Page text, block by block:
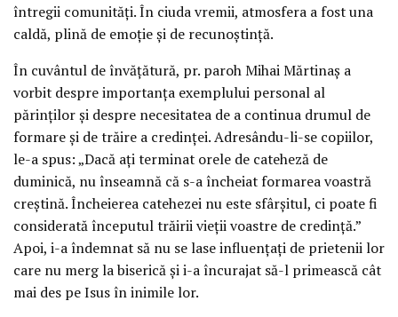
întregii comunități. În ciuda vremii, atmosfera a fost una
caldă, plină de emoție și de recunoștință.
În cuvântul de învățătură, pr. paroh Mihai Mărtinaș a
vorbit despre importanța exemplului personal al
părinților și despre necesitatea de a continua drumul de
formare și de trăire a credinței. Adresându-li-se copiilor,
le-a spus: „Dacă ați terminat orele de cateheză de
duminică, nu înseamnă că s-a încheiat formarea voastră
creștină. Încheierea catehezei nu este sfârșitul, ci poate fi
considerată începutul trăirii vieții voastre de credință.”
Apoi, i-a îndemnat să nu se lase influențați de prietenii lor
care nu merg la biserică și i-a încurajat să-l primească cât
mai des pe Isus în inimile lor.